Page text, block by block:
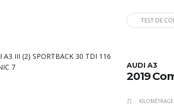
TEST DE
AUDI A3
2019
KILOMÉTRAGE